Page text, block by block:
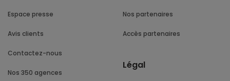
Espace presse
Avis clients
Contactez-nous
Nos 350 agences
Nos partenaires
Accès partenaires
Légal